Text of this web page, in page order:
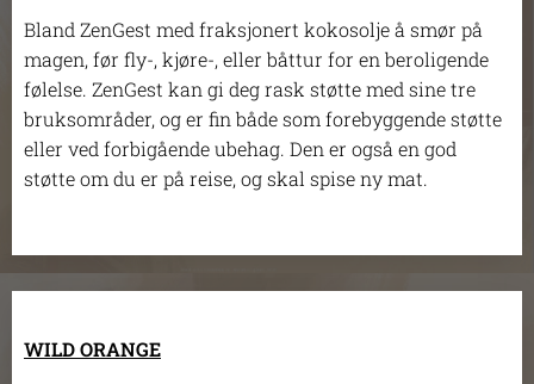
Bland ZenGest med fraksjonert kokosolje å smør på
magen, før fly-, kjøre-, eller båttur for en beroligende
følelse. ZenGest kan gi deg rask støtte med sine tre
bruksområder, og er fin både som forebyggende støtte
eller ved forbigående ubehag. Den er også en god
støtte om du er på reise, og skal spise ny mat.
WILD ORANGE